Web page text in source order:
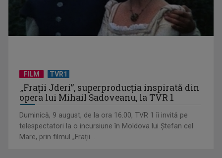
„Spune-mi”, piesa Monicăi Anghel – a patra cea mai votată
în concursul ...
FILM TVR1
„Frații Jderi”, superproducția inspirată din
opera lui Mihail Sadoveanu, la TVR 1
Duminică, 9 august, de la ora 16.00, TVR 1 îi invită pe
telespectatori la o incursiune în Moldova lui Ștefan cel
Mare, prin filmul „Frații ...